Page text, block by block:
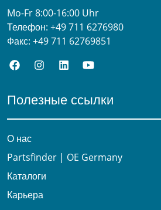
Mo-Fr 8:00-16:00 Uhr
Телефон: +49 711 6276980
Факс: +49 711 62769851
Полезные ссылки
О нас
Partsfinder | OE Germany
Каталоги
Карьера